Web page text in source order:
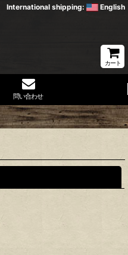
International shipping: English
カート
問い合わせ